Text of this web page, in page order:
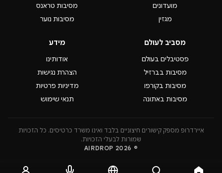
מועדונים
מגזין
מסיבות טראנס
מסיבות נוער
מסביב לעולם
פסטיבלים בעולם
מסיבות בברזיל
מסיבות בקורפו
מסיבות באתונה
מידע
אודותינו
הצהרת נגישות
מדיניות פרטיות
תנאי שימוש
איירדרופ מספק קישורים חיצוניים בלבד ואינו משרד כרטיסים. כל הזכויות
שמורות לבעלי הזכויות.
© 2026 AIRDROP